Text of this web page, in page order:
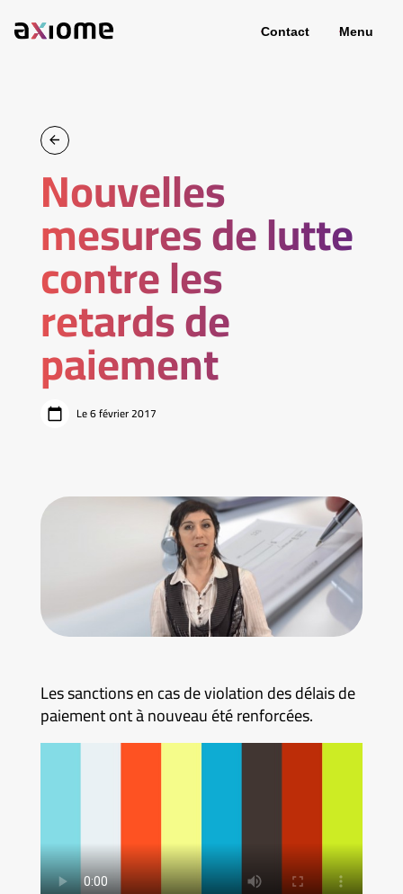
Contact Menu
Nouvelles
mesures de lutte
contre les
retards de
paiement
Le 6 février 2017
Les sanctions en cas de violation des délais de
paiement ont à nouveau été renforcées.